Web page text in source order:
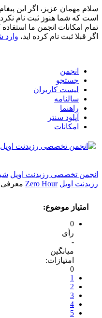
سلام مهمان عزیز، اگر این
است که شما هنوز ثبت نام
تمام امکانات انجمن ما
اگر قبلا ثبت نام کرده اید، وارد
انجمن
جستجو
لیست کاربران
سالنامه
راهنما
آپلود سنتر
امکانات
انجمن تخصصی رزیدنت اویل
رزیدنت اویل Zero Hour معرفی
امتیاز موضوع:
0
رأی
-
میانگین
امتیازات:
0
1
2
3
4
5